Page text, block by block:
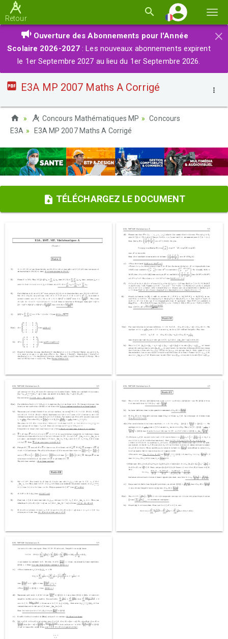
la
Retour
×
Ouverture des Abonnements pour l'Année
Scolaire 2026-2027 : Les nouveaux abonnements expirent
le 1er Septembre 2027 au lieu du 1er Septembre 2026.
E3A MP 2007 Maths A Corrigé
Concours Mathématiques MP
Concours
E3A
E3A MP 2007 Maths A Corrigé
TÉLÉCHARGEZ LE DOCUMENT